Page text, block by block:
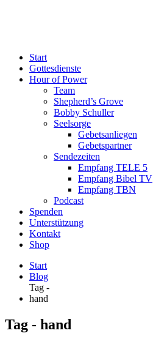
Start
Gottesdienste
Hour of Power
Team
Shepherd’s Grove
Bobby Schuller
Seelsorge
Gebetsanliegen
Gebetspartner
Sendezeiten
Empfang TELE 5
Empfang Bibel TV
Empfang TBN
Podcast
Spenden
Unterstützung
Kontakt
Shop
Start
Blog
Tag -
hand
Tag - hand